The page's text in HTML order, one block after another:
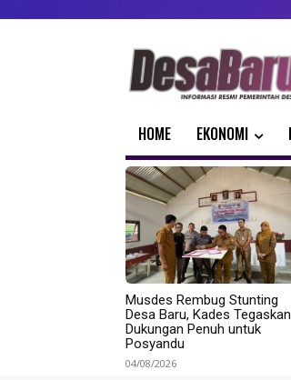
HOME EKONOMI
Musdes Rembug Stunting
Desa Baru, Kades Tegaskan
Dukungan Penuh untuk
Posyandu
04/08/2026